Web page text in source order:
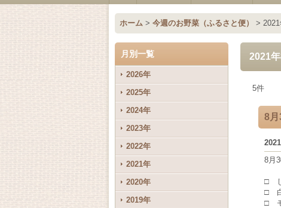
ホーム > 今週のお野菜（ふるさと便） > 2021
月別一覧
2026年
2025年
2024年
2023年
2022年
2021年
2020年
2019年
2021年
5件
8月
2021
8月
□ じ
□
□